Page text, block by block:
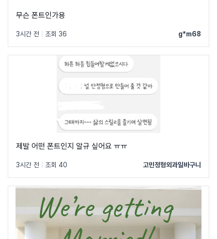
무슨 폰트인가용
3시간 전 조회 36 g*m68
제발 어떤 폰트인지 알규 싶어요 ㅠㅠ
3시간 전 조회 40 고민정형외과일바구니